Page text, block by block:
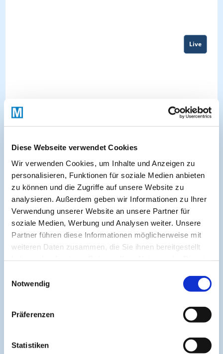
Diese Webseite verwendet Cookies
Wir verwenden Cookies, um Inhalte und Anzeigen zu
personalisieren, Funktionen für soziale Medien anbieten
zu können und die Zugriffe auf unsere Website zu
analysieren. Außerdem geben wir Informationen zu Ihrer
Verwendung unserer Website an unsere Partner für
soziale Medien, Werbung und Analysen weiter. Unsere
Partner führen diese Informationen möglicherweise mit
weiteren Daten zusammen, die Sie ihnen bereitgestellt
Notwendig
Präferenzen
Statistiken
Live
About
Cogitando-GmbH
c/o CME-Verlag Medcram
Im Birnengarten 7
91077 Neunkirchen am Brand
+49 (0)9134 2290930
Online Symposien